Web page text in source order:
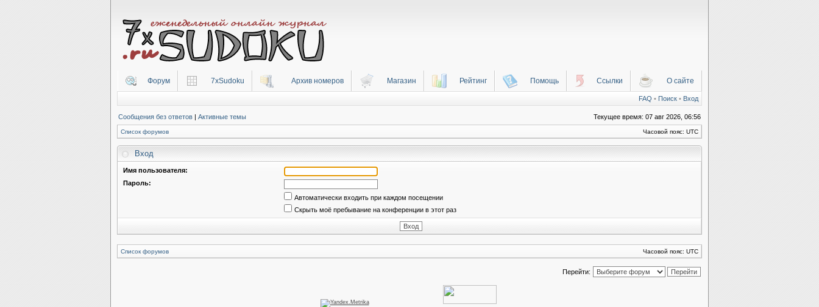
Форум 7xSudoku Архив номеров Магазин Рейтинг Помощь Ссылки О сайте
FAQ • Поиск • Вход
Сообщения без ответов | Активные темы Текущее время: 07 авг 2026, 06:56
Список форумов Часовой пояс: UTC
Вход
Имя пользователя:
Пароль:
Автоматически входить при каждом посещении
Скрыть моё пребывание на конференции в этот раз
Список форумов Часовой пояс: UTC
Перейти: